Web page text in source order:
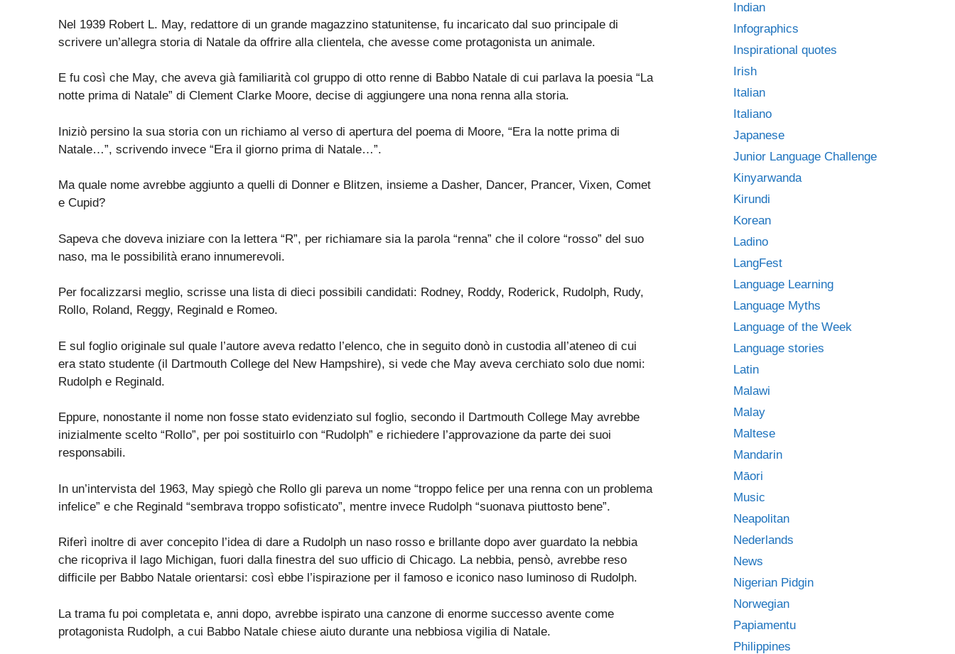
Nel 1939 Robert L. May, redattore di un grande magazzino statunitense, fu incaricato dal suo principale di
scrivere un’allegra storia di Natale da offrire alla clientela, che avesse come protagonista un animale.
E fu così che May, che aveva già familiarità col gruppo di otto renne di Babbo Natale di cui parlava la poesia “La
notte prima di Natale” di Clement Clarke Moore, decise di aggiungere una nona renna alla storia.
Iniziò persino la sua storia con un richiamo al verso di apertura del poema di Moore, “Era la notte prima di
Natale…”, scrivendo invece “Era il giorno prima di Natale…”.
Ma quale nome avrebbe aggiunto a quelli di Donner e Blitzen, insieme a Dasher, Dancer, Prancer, Vixen, Comet
e Cupid?
Sapeva che doveva iniziare con la lettera “R”, per richiamare sia la parola “renna” che il colore “rosso” del suo
naso, ma le possibilità erano innumerevoli.
Per focalizzarsi meglio, scrisse una lista di dieci possibili candidati: Rodney, Roddy, Roderick, Rudolph, Rudy,
Rollo, Roland, Reggy, Reginald e Romeo.
E sul foglio originale sul quale l’autore aveva redatto l’elenco, che in seguito donò in custodia all’ateneo di cui
era stato studente (il Dartmouth College del New Hampshire), si vede che May aveva cerchiato solo due nomi:
Rudolph e Reginald.
Eppure, nonostante il nome non fosse stato evidenziato sul foglio, secondo il Dartmouth College May avrebbe
inizialmente scelto “Rollo”, per poi sostituirlo con “Rudolph” e richiedere l’approvazione da parte dei suoi
responsabili.
In un’intervista del 1963, May spiegò che Rollo gli pareva un nome “troppo felice per una renna con un problema
infelice” e che Reginald “sembrava troppo sofisticato”, mentre invece Rudolph “suonava piuttosto bene”.
Riferì inoltre di aver concepito l’idea di dare a Rudolph un naso rosso e brillante dopo aver guardato la nebbia
che ricopriva il lago Michigan, fuori dalla finestra del suo ufficio di Chicago. La nebbia, pensò, avrebbe reso
difficile per Babbo Natale orientarsi: così ebbe l’ispirazione per il famoso e iconico naso luminoso di Rudolph.
La trama fu poi completata e, anni dopo, avrebbe ispirato una canzone di enorme successo avente come
protagonista Rudolph, a cui Babbo Natale chiese aiuto durante una nebbiosa vigilia di Natale.
Indian
Infographics
Inspirational quotes
Irish
Italian
Italiano
Japanese
Junior Language Challenge
Kinyarwanda
Kirundi
Korean
Ladino
LangFest
Language Learning
Language Myths
Language of the Week
Language stories
Latin
Malawi
Malay
Maltese
Mandarin
Māori
Music
Neapolitan
Nederlands
News
Nigerian Pidgin
Norwegian
Papiamentu
Philippines